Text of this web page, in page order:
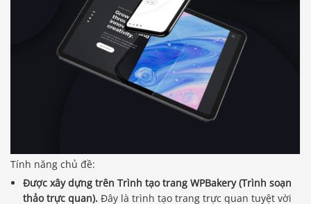
Tính năng chủ đề:
Được xây dựng trên Trình tạo trang WPBakery (Trình soạn
thảo trực quan). Đây là trình tạo trang trực quan tuyệt vời